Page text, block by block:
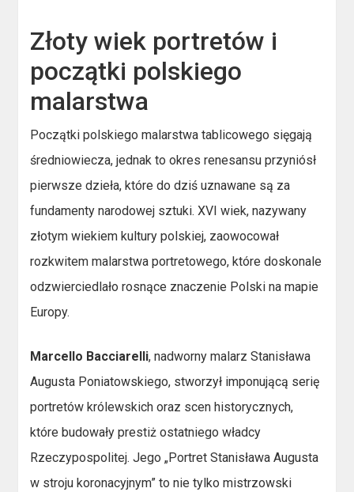
Złoty wiek portretów i
początki polskiego
malarstwa
Początki polskiego malarstwa tablicowego sięgają
średniowiecza, jednak to okres renesansu przyniósł
pierwsze dzieła, które do dziś uznawane są za
fundamenty narodowej sztuki. XVI wiek, nazywany
złotym wiekiem kultury polskiej, zaowocował
rozkwitem malarstwa portretowego, które doskonale
odzwierciedlało rosnące znaczenie Polski na mapie
Europy.
Marcello Bacciarelli, nadworny malarz Stanisława
Augusta Poniatowskiego, stworzył imponującą serię
portretów królewskich oraz scen historycznych,
które budowały prestiż ostatniego władcy
Rzeczypospolitej. Jego „Portret Stanisława Augusta
w stroju koronacyjnym” to nie tylko mistrzowski